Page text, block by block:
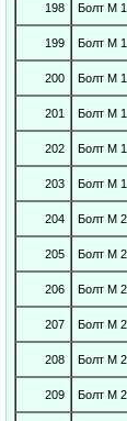
198 Болт М
199 Болт М
200 Болт М
201 Болт М
202 Болт М
203 Болт М
204 Болт М
205 Болт М
206 Болт М
207 Болт М
208 Болт М
209 Болт М